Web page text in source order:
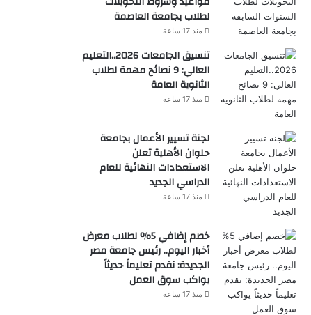
لطلاب بجامعة العاصمة
منذ 17 ساعة
تنسيق الجامعات 2026..التعليم
العالي: 9 نصائح مهمة لطلاب
الثانوية العامة
منذ 17 ساعة
لجنة تسيير الأعمال بجامعة
حلوان الأهلية تعلن
الاستعدادات النهائية للعام
الدراسي الجديد
منذ 17 ساعة
خصم إضافي 5% لطلاب معرض
أخبار اليوم.. رئيس جامعة مصر
الجديدة: نقدم تعليماً حديثاً
يواكب سوق العمل
منذ 17 ساعة